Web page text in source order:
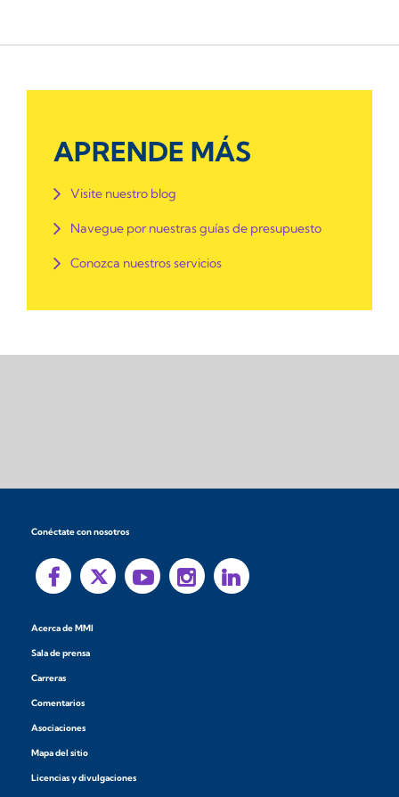
APRENDE MÁS
Visite nuestro blog
Navegue por nuestras guías de presupuesto
Conozca nuestros servicios
Conéctate con nosotros
Acerca de MMI
Sala de prensa
Carreras
Comentarios
Asociaciones
Mapa del sitio
Licencias y divulgaciones